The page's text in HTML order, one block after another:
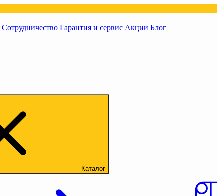
Сотрудничество Гарантия и сервис Акции Блог
Каталог